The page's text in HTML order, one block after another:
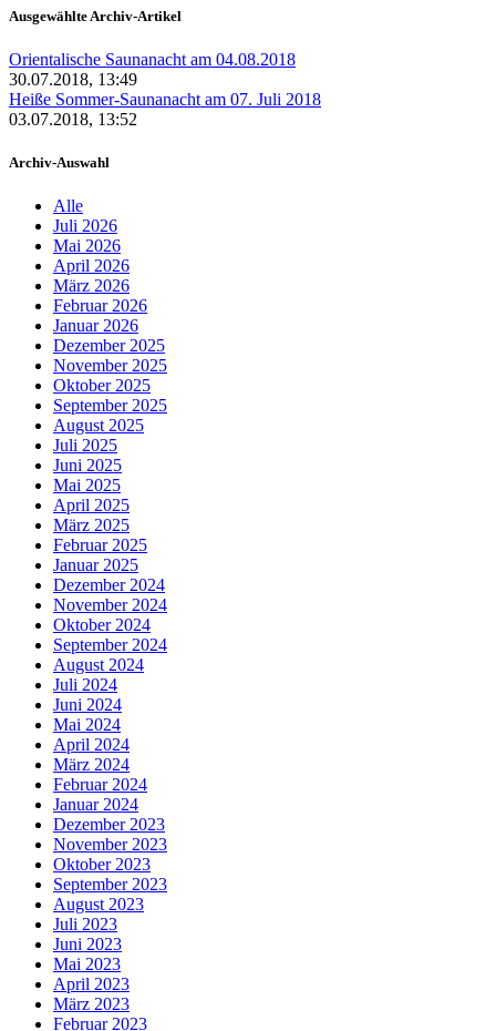
Ausgewählte Archiv-Artikel
Orientalische Saunanacht am 04.08.2018
30.07.2018, 13:49
Heiße Sommer-Saunanacht am 07. Juli 2018
03.07.2018, 13:52
Archiv-Auswahl
Alle
Juli 2026
Mai 2026
April 2026
März 2026
Februar 2026
Januar 2026
Dezember 2025
November 2025
Oktober 2025
September 2025
August 2025
Juli 2025
Juni 2025
Mai 2025
April 2025
März 2025
Februar 2025
Januar 2025
Dezember 2024
November 2024
Oktober 2024
September 2024
August 2024
Juli 2024
Juni 2024
Mai 2024
April 2024
März 2024
Februar 2024
Januar 2024
Dezember 2023
November 2023
Oktober 2023
September 2023
August 2023
Juli 2023
Juni 2023
Mai 2023
April 2023
März 2023
Februar 2023